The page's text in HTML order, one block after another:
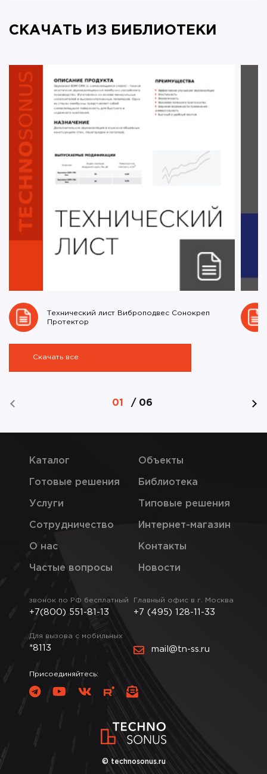
СКАЧАТЬ ИЗ БИБЛИОТЕКИ
Технический лист Виброподвес Сонокреп
Протектор
Скачать все
01 / 06
© technosonus.ru
Каталог
Готовые решения
Услуги
Сотрудничество
О нас
Частые вопросы
Объекты
Библиотека
Типовые решения
Интернет-магазин
Контакты
Новости
звонок по РФ бесплатный
+7(800) 551-81-13
Главный офис в г. Москва
+7 (495) 128-11-33
Для вызова с мобильных
*8113 mail@tn-ss.ru
Присоединяйтесь: